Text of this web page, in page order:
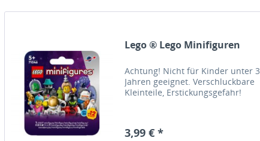
Lego ® Lego Minifiguren
Achtung! Nicht für Kinder unter 3
Jahren geeignet. Verschluckbare
Kleinteile, Erstickungsgefahr!
3,99 € *